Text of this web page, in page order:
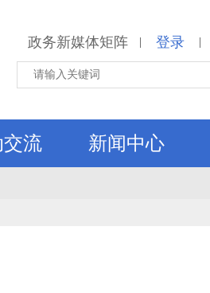
政务新媒体矩阵 | 登录 |
流 新闻中心